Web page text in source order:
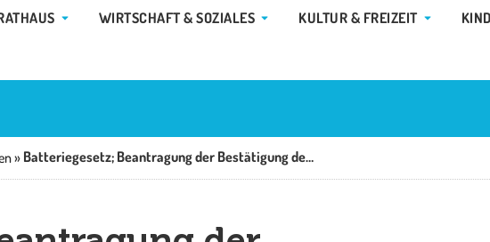
ÖFFNE GEMEINDE & RATHAUS
WIRTSCHAFT & SOZIALES ÖFFNE WIRTSCHAFT & SOZIALES
KULTUR & FREIZEIT ÖFFNE
» Batteriegesetz; Beantragung der Bestätigung der ausreichenden Berufsqualifikation von im Ausland niedergelassenen Sachverständigen